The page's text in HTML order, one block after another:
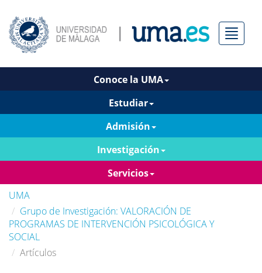
Menú
Conoce la UMA
Estudiar
Admisión
Investigación
Servicios
UMA
Grupo de Investigación: VALORACIÓN DE
PROGRAMAS DE INTERVENCIÓN PSICOLÓGICA Y
SOCIAL
Artículos